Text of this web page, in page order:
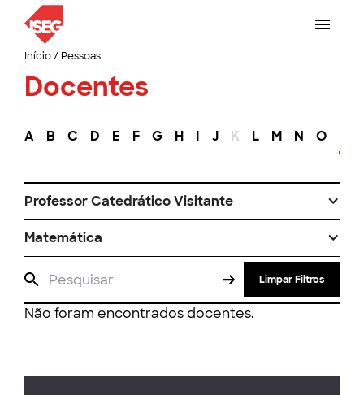
Início/ Pessoas
Docentes
A B C D E F G H I J K L M N O
Professor Catedrático Visitante
Matemática
Limpar Filtros
Não foram encontrados docentes.